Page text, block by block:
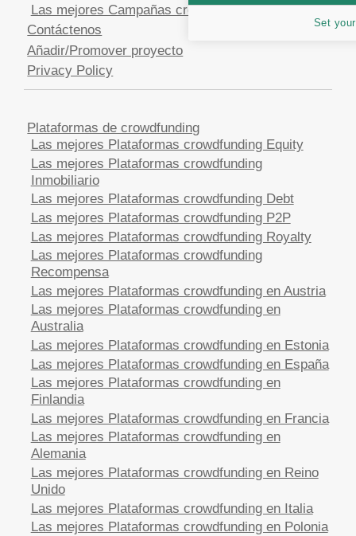
Las mejores Campañas crowdfunding en USD
Contáctenos
Añadir/Promover proyecto
Privacy Policy
Plataformas de crowdfunding
Las mejores Plataformas crowdfunding Equity
Las mejores Plataformas crowdfunding
Inmobiliario
Las mejores Plataformas crowdfunding Debt
Las mejores Plataformas crowdfunding P2P
Las mejores Plataformas crowdfunding Royalty
Las mejores Plataformas crowdfunding
Recompensa
Las mejores Plataformas crowdfunding en Austria
Las mejores Plataformas crowdfunding en
Australia
Las mejores Plataformas crowdfunding en Estonia
Las mejores Plataformas crowdfunding en España
Las mejores Plataformas crowdfunding en
Finlandia
Las mejores Plataformas crowdfunding en Francia
Las mejores Plataformas crowdfunding en
Alemania
Las mejores Plataformas crowdfunding en Reino
Unido
Las mejores Plataformas crowdfunding en Italia
Las mejores Plataformas crowdfunding en Polonia
Set